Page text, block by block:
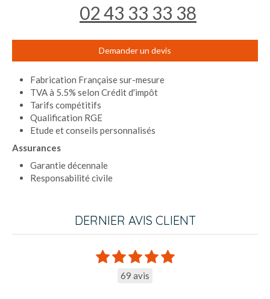
02 43 33 33 38
Demander un devis
Fabrication Française sur-mesure
TVA à 5.5% selon Crédit d'impôt
Tarifs compétitifs
Qualification RGE
Etude et conseils personnalisés
Assurances
Garantie décennale
Responsabilité civile
DERNIER AVIS CLIENT
69 avis